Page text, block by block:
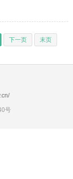
下一页 末页
号